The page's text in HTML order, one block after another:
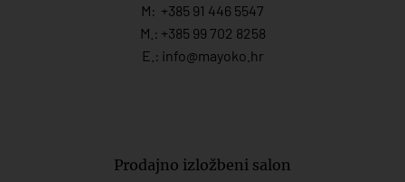
M: +385 91 446 5547
M.: +385 99 702 8258
E.: info@mayoko. hr
Prodajno izložbeni salon